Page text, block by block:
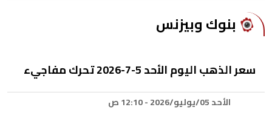
بنوك وبيزنس
سعر الذهب اليوم الأحد 5-7-2026 تحرك مفاجيء
الأحد 05/يوليو/2026 - 12:10 ص